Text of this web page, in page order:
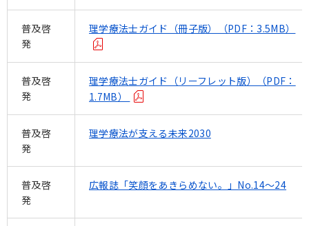
普及啓
発
理学療法士ガイド（冊子版）（PDF：3.5MB）
普及啓
発
理学療法士ガイド（リーフレット版）（PDF：
1.7MB）
普及啓
発
理学療法が支える未来2030
普及啓
発
広報誌「笑顔をあきらめない。」No.14～24